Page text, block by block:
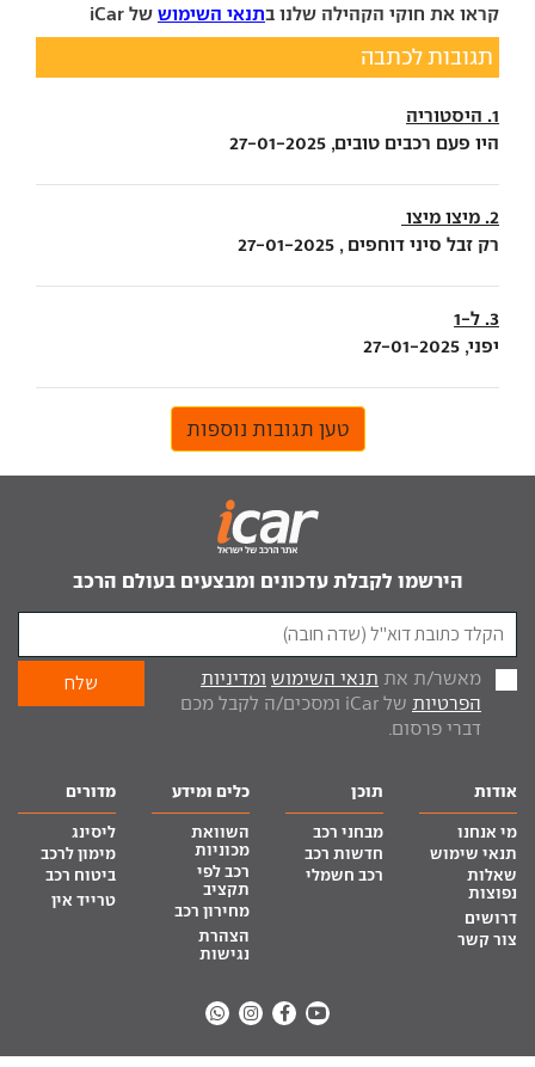
קראו את חוקי הקהילה שלנו בתנאי השימוש של iCar
תגובות לכתבה
1. היסטוריה
היו פעם רכבים טובים, 27-01-2025
2. מיצו מיצו
רק זבל סיני דוחפים , 27-01-2025
3. ל-1
יפני, 27-01-2025
טען תגובות נוספות
הירשמו לקבלת עדכונים ומבצעים בעולם הרכב
מאשר/ת את תנאי השימוש ומדיניות
הפרטיות
של iCar ומסכים/ה לקבל מכם
דברי פרסום.
אודות
מי אנחנו
תנאי שימוש
שאלות
נפוצות
דרושים
צור קשר
תוכן
מבחני רכב
חדשות רכב
רכב חשמלי
כלים ומידע
השוואת
מכוניות
רכב לפי
תקציב
מחירון רכב
הצהרת
נגישות
מדורים
ליסינג
מימון לרכב
ביטוח רכב
טרייד אין